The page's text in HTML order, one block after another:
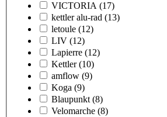
VICTORIA (17)
kettler alu-rad (13)
letoule (12)
LIV (12)
Lapierre (12)
Kettler (10)
amflow (9)
Koga (9)
Blaupunkt (8)
Velomarche (8)